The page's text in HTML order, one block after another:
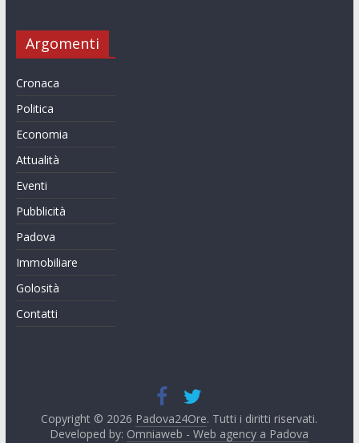
Argomenti
Cronaca
Politica
Economia
Attualità
Eventi
Pubblicità
Padova
Immobiliare
Golosità
Contatti
Copyright © 2026 Padova24Ore. Tutti i diritti riservati.
Developed by: Omniaweb - Web agency a Padova